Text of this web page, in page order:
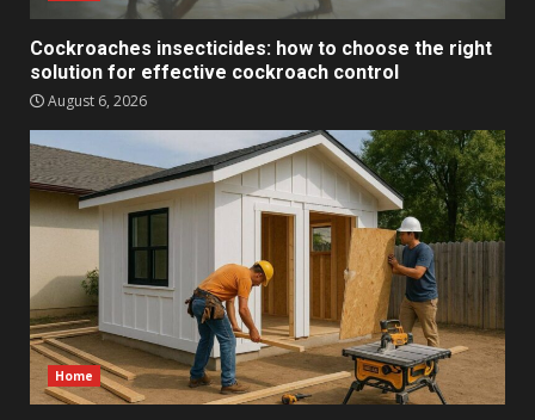
Cockroaches insecticides: how to choose the right
solution for effective cockroach control
August 6, 2026
Home